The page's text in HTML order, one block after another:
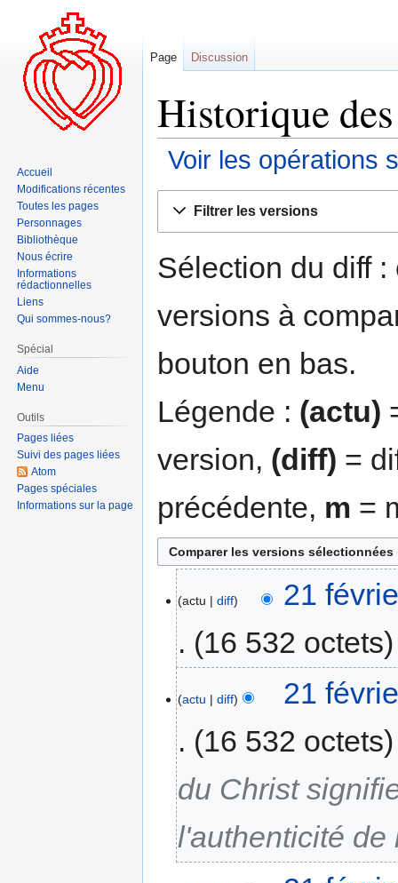
Historique
Voir les opérations
navigation
recherche
Filtrer les versions
Sélection du diff
versions à
bouton en bas.
Légende : (actu)
version, (diff) =
précédente, m =
actu diff
21
16 532 octets
actu diff
21
16 532 octets
du Christ
l'authenticité de
Page Discussion
Accueil
Modifications récentes
Toutes les pages
Personnages
Bibliothèque
Nous écrire
Informations
rédactionnelles
Liens
Qui sommes-nous?
Spécial
Aide
Menu
Outils
Pages liées
Suivi des pages liées
Atom
Pages spéciales
Informations sur la page